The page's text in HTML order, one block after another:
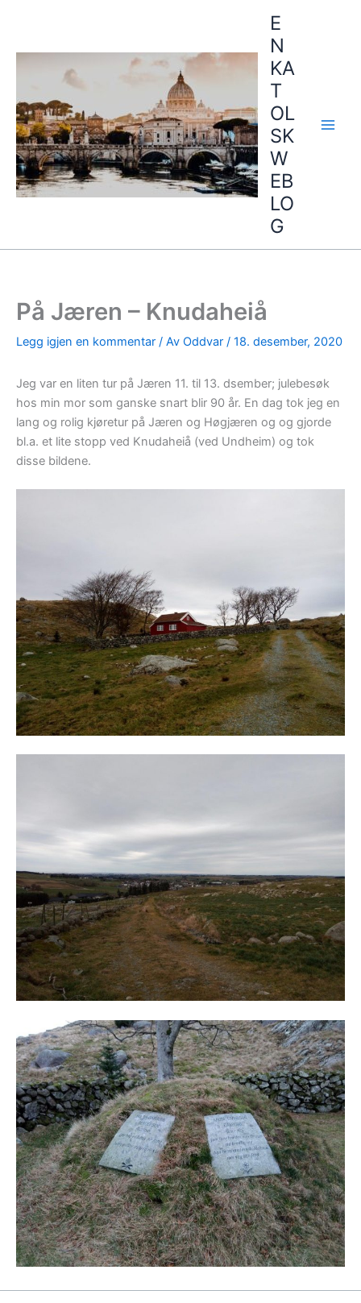
E
N
KA
T
OL
SK
W
EB
LO
G
På Jæren – Knudaheiå
Legg igjen en kommentar / Av Oddvar / 18. desember, 2020
Jeg var en liten tur på Jæren 11. til 13. dsember; julebesøk
hos min mor som ganske snart blir 90 år. En dag tok jeg en
lang og rolig kjøretur på Jæren og Høgjæren og og gjorde
bl.a. et lite stopp ved Knudaheiå (ved Undheim) og tok
disse bildene.